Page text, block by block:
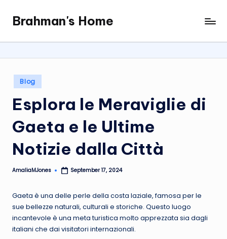
content
Brahman's Home
Spiritual
and
it
all
Posted
in
Blog
Esplora le Meraviglie di
Gaeta e le Ultime
Notizie dalla Città
Posted
AmaliaMJones September 17, 2024
Gaeta è una delle perle della costa laziale, famosa per le
sue bellezze naturali, culturali e storiche. Questo luogo
incantevole è una meta turistica molto apprezzata sia dagli
italiani che dai visitatori internazionali.